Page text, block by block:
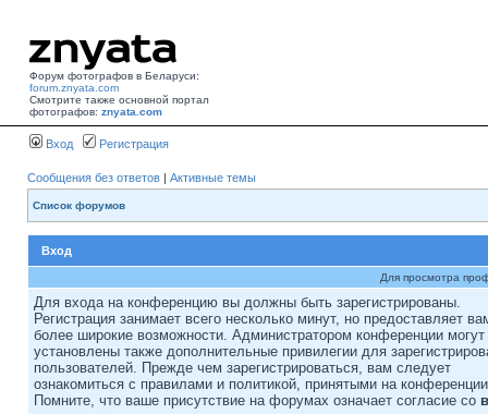
Форум фотографов в Беларуси:
forum.znyata.com
Смотрите также основной портал
фотографов: znyata.com
Вход Регистрация
Сообщения без ответов | Активные темы
Список форумов
Вход
Для просмотра
Для входа на конференцию вы должны быть зарегистрированы.
Регистрация занимает всего несколько минут, но предоставляет
более широкие возможности. Администратором конференции
установлены также дополнительные привилегии для
пользователей. Прежде чем зарегистрироваться, вам следует
ознакомиться с правилами и политикой, принятыми на
Помните, что ваше присутствие на форумах означает согласие со